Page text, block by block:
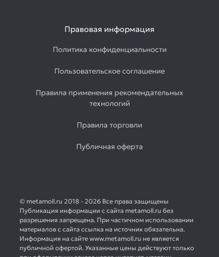
Правовая информация
Политика конфиденциальности
Пользовательское соглашение
Правила применения рекомендательных
технологий
Правила торговли
Публичная оферта
© metamoll.ru 2018 - 2026 Все права защищены
Публикация информации с сайта metamoll.ru без
разрешения запрещена. При частичном использовании
материалов с сайта ссылка на источник обязательна.
Информация на сайте www.metamoll.ru не является
публичной офертой. Указанные цены действуют только